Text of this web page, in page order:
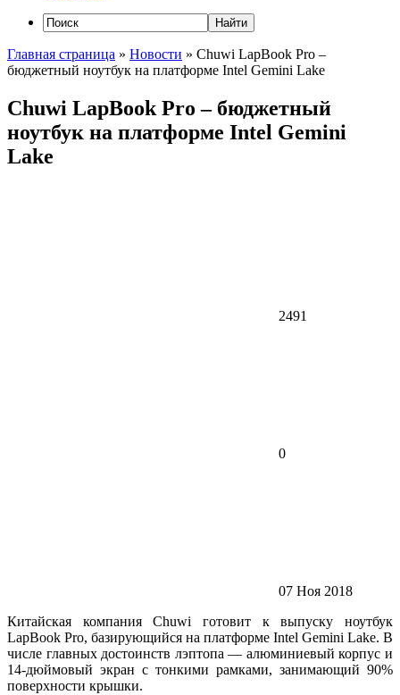
Главная страница » Новости » Chuwi LapBook Pro –
бюджетный ноутбук на платформе Intel Gemini Lake
Chuwi LapBook Pro – бюджетный
ноутбук на платформе Intel Gemini
Lake
2491
0
07 Ноя 2018
Китайская компания Chuwi готовит к выпуску ноутбук
LapBook Pro, базирующийся на платформе Intel Gemini Lake. В
числе главных достоинств лэптопа — алюминиевый корпус и
14-дюймовый экран с тонкими рамками, занимающий 90%
поверхности крышки.